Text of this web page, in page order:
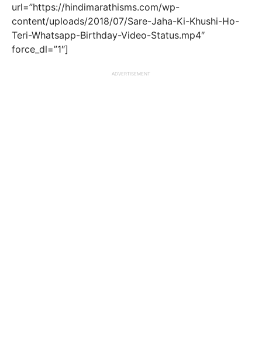
url=”https://hindimarathisms.com/wp-
content/uploads/2018/07/Sare-Jaha-Ki-Khushi-Ho-
Teri-Whatsapp-Birthday-Video-Status.mp4″
force_dl=”1″]
ADVERTISEMENT